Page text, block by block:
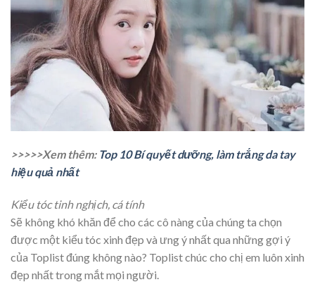
>>>>>Xem thêm: Top 10 Bí quyết dưỡng, làm trắng da tay
hiệu quả nhất
Kiểu tóc tinh nghịch, cá tính
Sẽ không khó khăn để cho các cô nàng của chúng ta chọn
được một kiểu tóc xinh đẹp và ưng ý nhất qua những gợi ý
của Toplist đúng không nào? Toplist chúc cho chị em luôn xinh
đẹp nhất trong mắt mọi người.